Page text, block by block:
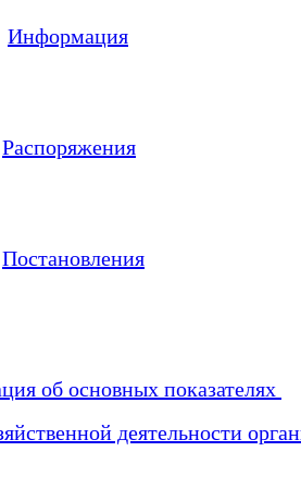
Информация
Распоряжения
Постановления
об основных показателях
деятельности